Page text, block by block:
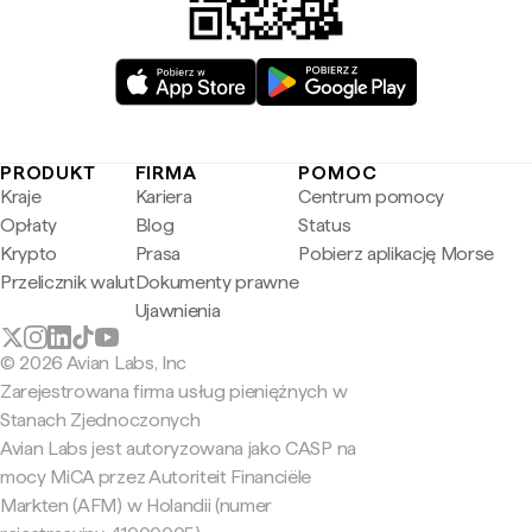
PRODUKT
Kraje
Opłaty
Krypto
Przelicznik walut
FIRMA
Kariera
Blog
Prasa
Dokumenty prawne
Ujawnienia
POMOC
Centrum pomocy
Status
Pobierz aplikację Morse
© 2026 Avian Labs, Inc
Zarejestrowana firma usług pieniężnych w
Stanach Zjednoczonych
Avian Labs jest autoryzowana jako CASP na
mocy MiCA przez Autoriteit Financiële
Markten (AFM) w Holandii (numer